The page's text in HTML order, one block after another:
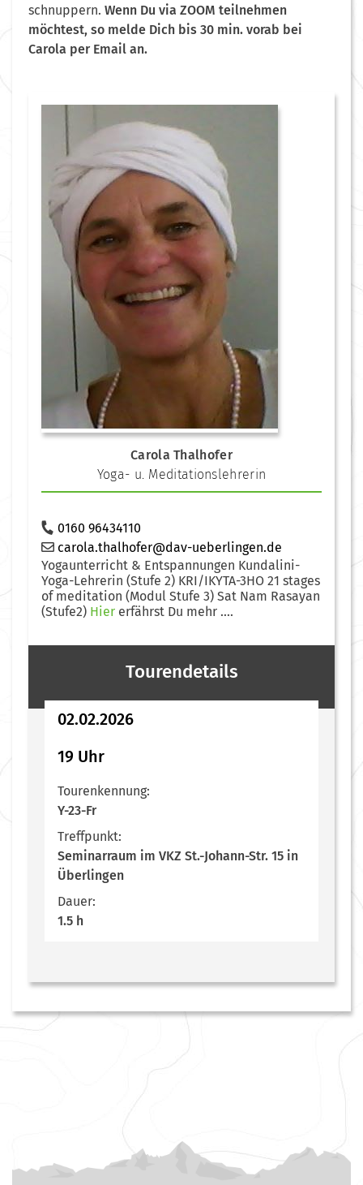
schnuppern. Wenn Du via ZOOM teilnehmen
möchtest, so melde Dich bis 30 min. vorab bei
Carola per Email an.
Carola Thalhofer
Yoga- u. Meditationslehrerin
0160 96434110
carola.thalhofer@dav-ueberlingen.de
Yogaunterricht & Entspannungen Kundalini-
Yoga-Lehrerin (Stufe 2) KRI/IKYTA-3HO 21 stages
of meditation (Modul Stufe 3) Sat Nam Rasayan
(Stufe2) Hier erfährst Du mehr ....
Tourendetails
02.02.2026
19 Uhr
Tourenkennung:
Y-23-Fr
Treffpunkt:
Seminarraum im VKZ St.-Johann-Str. 15 in
Überlingen
Dauer:
1.5 h